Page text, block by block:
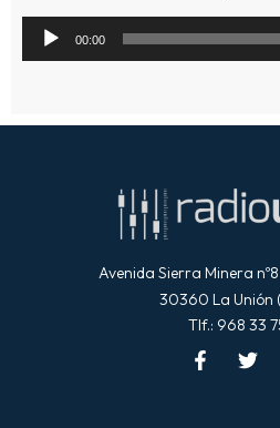
00:00
Avenida Sierra Minera
30360 La Unión
Tlf.: 968 33